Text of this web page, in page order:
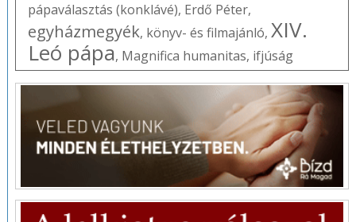
pápaválasztás (konklávé), Erdő Péter,
egyházmegyék, könyv- és filmajánló, XIV.
Leó pápa, Magnifica humanitas, ifjúság